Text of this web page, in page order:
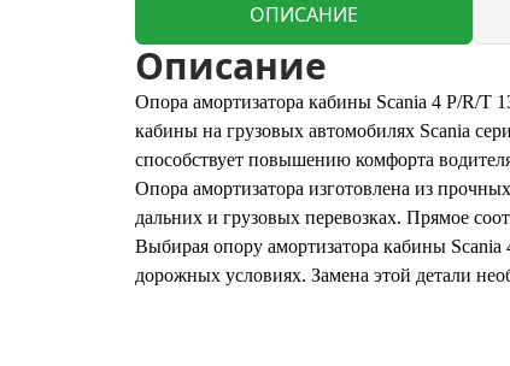
ОПИСАНИЕ
Описание
Опора амортизатора кабины Scania 4 P/R/T
кабины на грузовых автомобилях Scania
способствует повышению комфорта
Опора амортизатора изготовлена из
дальних и грузовых перевозках. Прямое
Выбирая опору амортизатора кабины
дорожных условиях. Замена этой детали